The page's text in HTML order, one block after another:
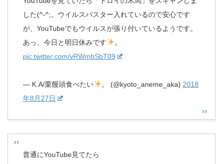
した(^-^;。ウイルスバスター入れているので安心です
が、YouTubeでもウイルスが張り付いているようです。
あっ、今日と明日休みです
。
pic.twitter.com/vRWmbSbT09
— K.A/栗饅頭食べたい 。 (@kyoto_aneme_aka) 2018
年8月27日
普通にYouTube見てたら